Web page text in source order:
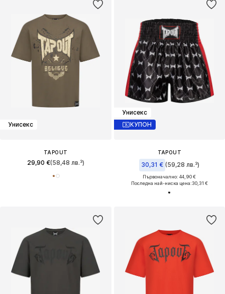
Унисекс
TAPOUT
29,90 €(58,48 лв.³)
Унисекс
КУПОН
TAPOUT
30,31 € (59,28 лв.³)
Първоначално: 44,90 €
Последна най-ниска цена:30,31 €